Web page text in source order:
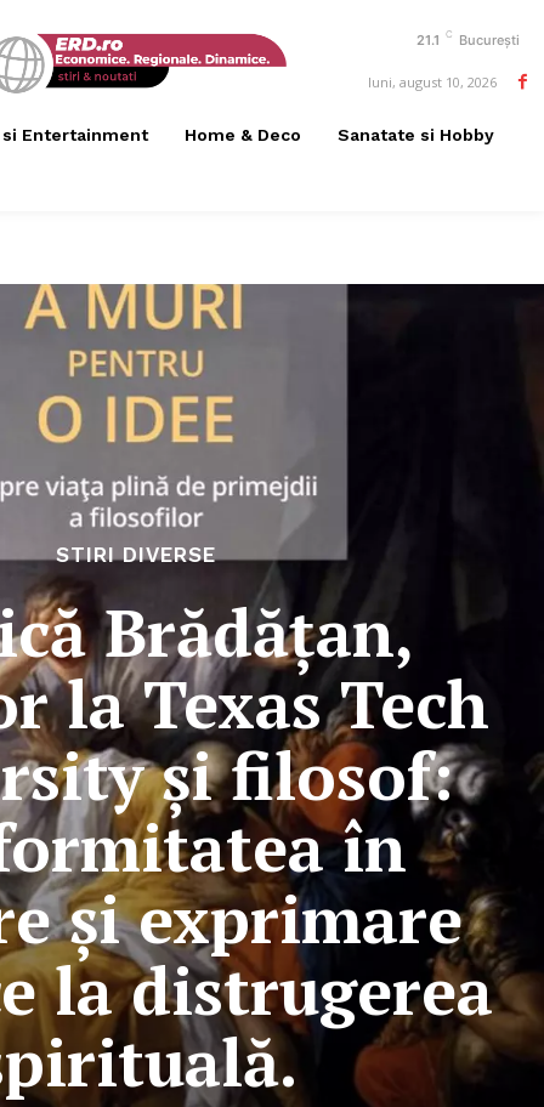
21.1 C București
luni, august 10, 2026
Entertainment Home & Deco Sanatate si Hobby
STIRI DIVERSE
Brădățan,
la Texas Tech
și filosof:
în
și exprimare
la distrugerea